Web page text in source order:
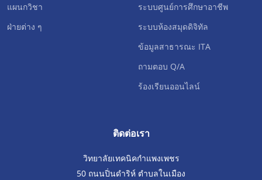
แผนกวิชา
ฝ่ายต่าง ๆ
ระบบศูนย์การศึกษาอาชีพ
ระบบห้องสมุดดิจิทัล
ข้อมูลสาธารณะ ITA
ถามตอบ Q/A
ร้องเรียนออนไลน์
ติดต่อเรา
วิทยาลัยเทคนิคกำแพงเพชร
50 ถนนปิ่นดำริห์ ตำบลในเมือง